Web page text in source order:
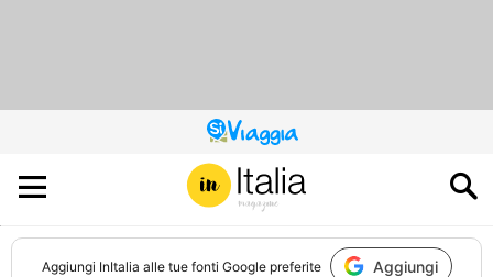
QUESTO
SITO
CONTRIBUISCE
ALL’AUDIENCE
DI
Aggiungi InItalia alle tue fonti Google preferite Aggiungi